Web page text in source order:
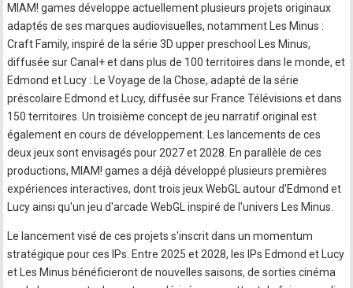
MIAM! games développe actuellement plusieurs projets originaux
adaptés de ses marques audiovisuelles, notamment Les Minus :
Craft Family, inspiré de la série 3D upper preschool Les Minus,
diffusée sur Canal+ et dans plus de 100 territoires dans le monde, et
Edmond et Lucy : Le Voyage de la Chose, adapté de la série
préscolaire Edmond et Lucy, diffusée sur France Télévisions et dans
150 territoires. Un troisième concept de jeu narratif original est
également en cours de développement. Les lancements de ces
deux jeux sont envisagés pour 2027 et 2028. En parallèle de ces
productions, MIAM! games a déjà développé plusieurs premières
expériences interactives, dont trois jeux WebGL autour d'Edmond et
Lucy ainsi qu'un jeu d'arcade WebGL inspiré de l'univers Les Minus.
Le lancement visé de ces projets s'inscrit dans un momentum
stratégique pour ces IPs. Entre 2025 et 2028, les IPs Edmond et Lucy
et Les Minus bénéficieront de nouvelles saisons, de sorties cinéma